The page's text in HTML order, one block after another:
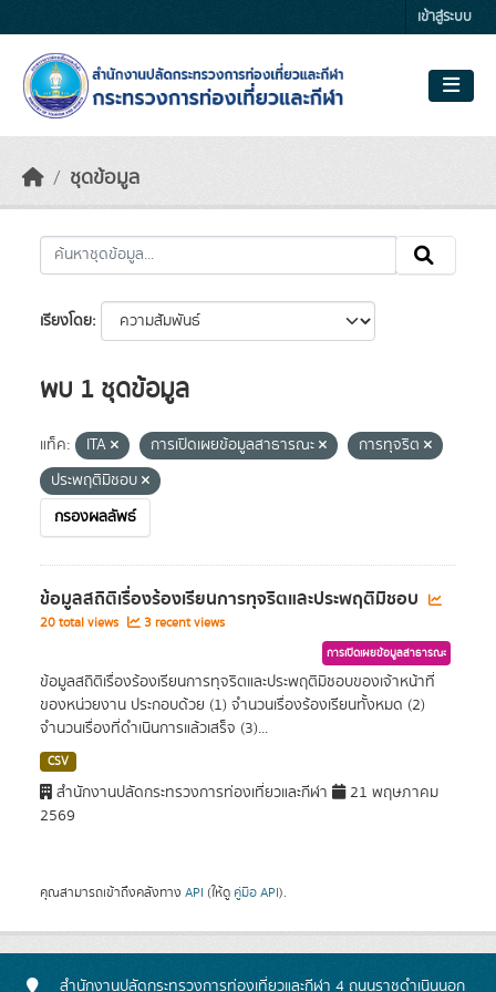
เข้าสู่ระบบ
ชุดข้อมูล
เรียงโดย
พบ 1 ชุดข้อมูล
แท็ค: ITA การเปิดเผยข้อมูลสาธารณะ
การทุจริต
ประพฤติมิชอบ
กรองผลลัพธ์
ข้อมูลสถิติเรื่องร้องเรียนการทุจริตและประพฤติมิชอบ
20 total views 3 recent views
การเปิดเผยข้อมูลสาธารณะ
ข้อมูลสถิติเรื่องร้องเรียนการทุจริตและประพฤติมิชอบของเจ้าหน้าที่
ของหน่วยงาน ประกอบด้วย (1) จำนวนเรื่องร้องเรียนทั้งหมด (2)
จำนวนเรื่องที่ดำเนินการแล้วเสร็จ (3)...
CSV
สำนักงานปลัดกระทรวงการท่องเที่ยวและกีฬา
21 พฤษภาคม
2569
คุณสามารถเข้าถึงคลังทาง API (ให้ดู คู่มือ API).
สำนักงานปลัดกระทรวงการท่องเที่ยวและกีฬา 4 ถนนราชดำเนินนอก